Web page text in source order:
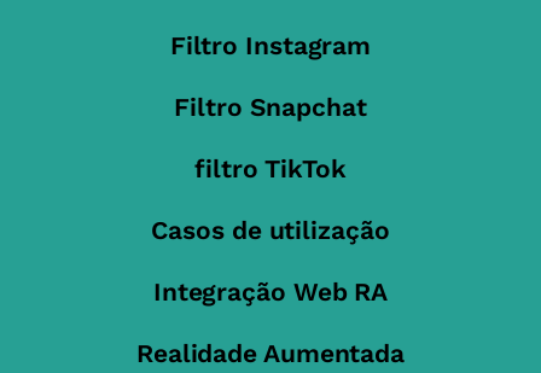
Filtro Instagram
Filtro Snapchat
filtro TikTok
Casos de utilização
Integração Web RA
Realidade Aumentada